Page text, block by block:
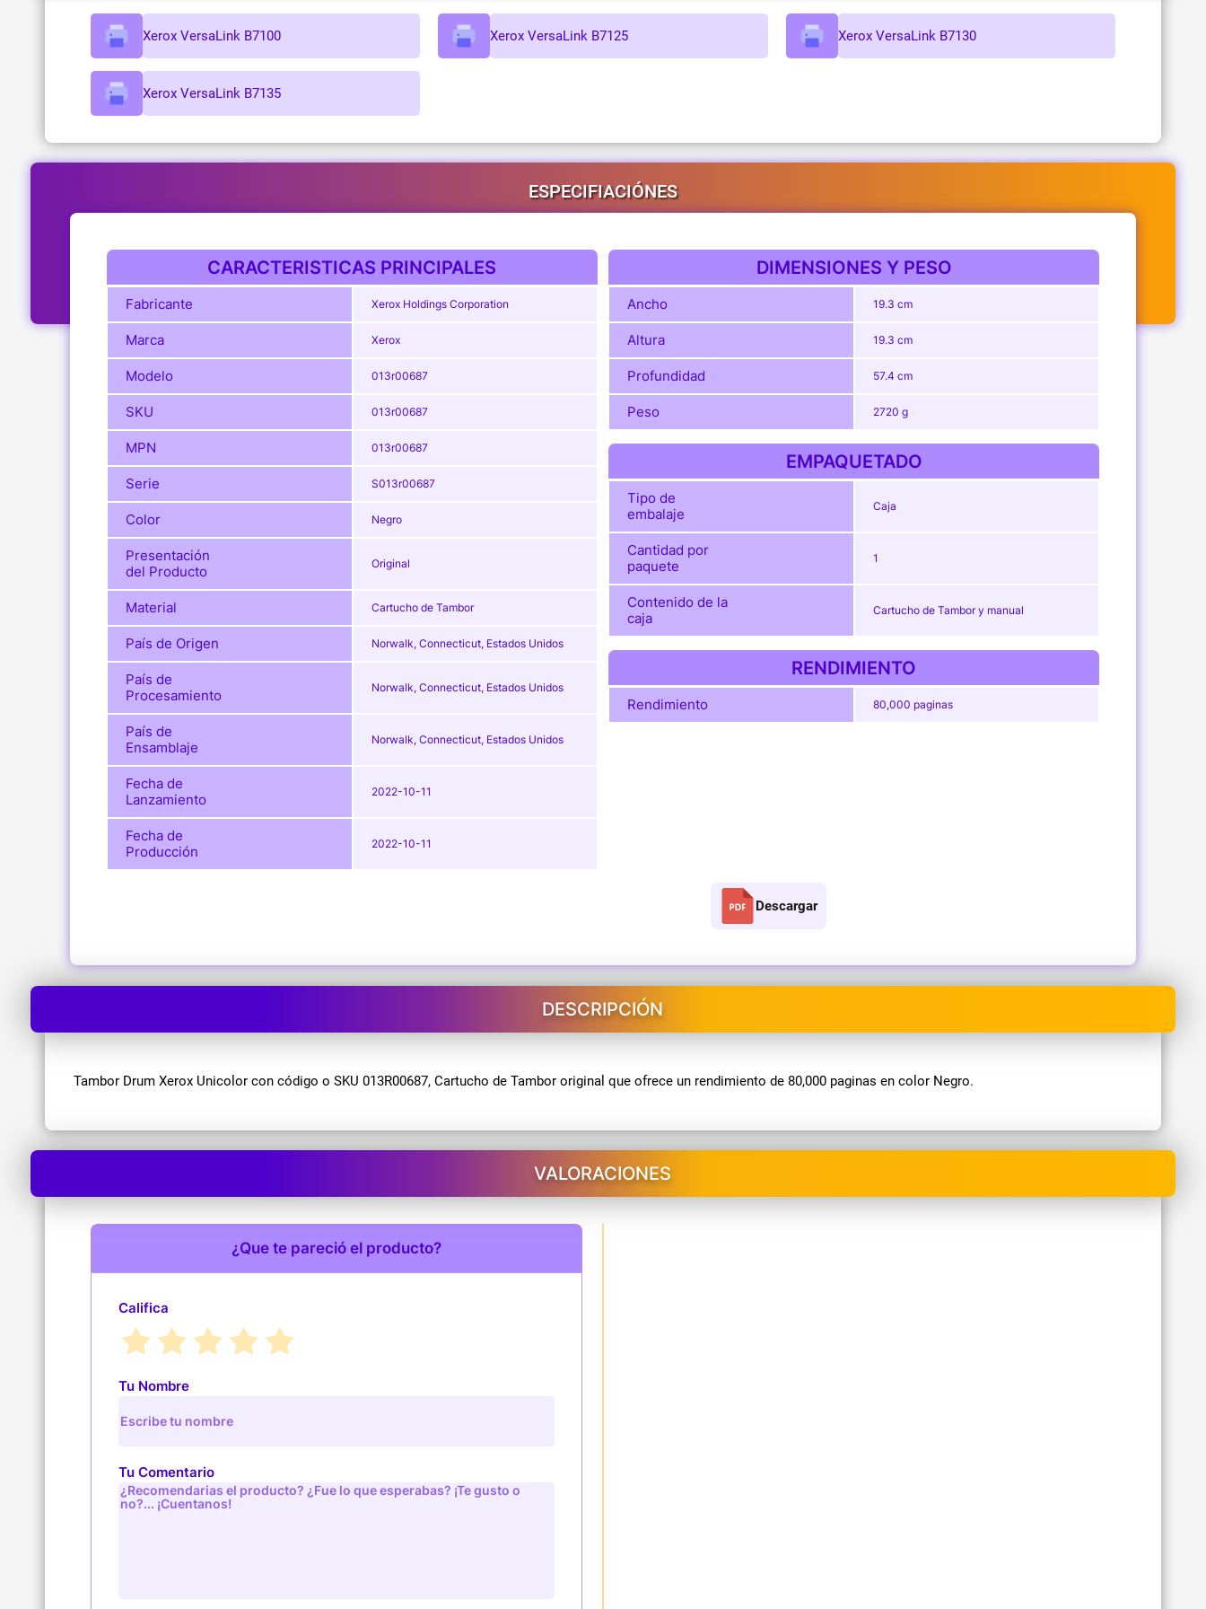
Xerox VersaLink B7100 Xerox VersaLink B7125 Xerox VersaLink B7130
Xerox VersaLink B7135
ESPECIFIACIÓNES
CARACTERISTICAS PRINCIPALES
Fabricante Xerox Holdings Corporation
Marca Xerox
Modelo 013r00687
SKU 013r00687
MPN 013r00687
Serie S013r00687
Color Negro
Presentación
del Producto
Original
Material Cartucho de Tambor
País de Origen Norwalk, Connecticut, Estados Unidos
País de
Procesamiento
Norwalk, Connecticut, Estados Unidos
País de
Ensamblaje
Norwalk, Connecticut, Estados Unidos
Fecha de
Lanzamiento
2022-10-11
Fecha de
Producción
2022-10-11
DIMENSIONES Y PESO
Ancho 19.3 cm
Altura 19.3 cm
Profundidad 57.4 cm
Peso 2720 g
EMPAQUETADO
Tipo de
embalaje
Caja
Cantidad por
paquete
1
Contenido de la
caja
Cartucho de Tambor y manual
RENDIMIENTO
Rendimiento 80,000 paginas
Descargar
DESCRIPCIÓN
Tambor Drum Xerox Unicolor con código o SKU 013R00687, Cartucho de Tambor original que ofrece un rendimiento de 80,000 paginas en color Negro.
VALORACIONES
¿Que te pareció el producto?
Califica
Tu Nombre
Tu Comentario